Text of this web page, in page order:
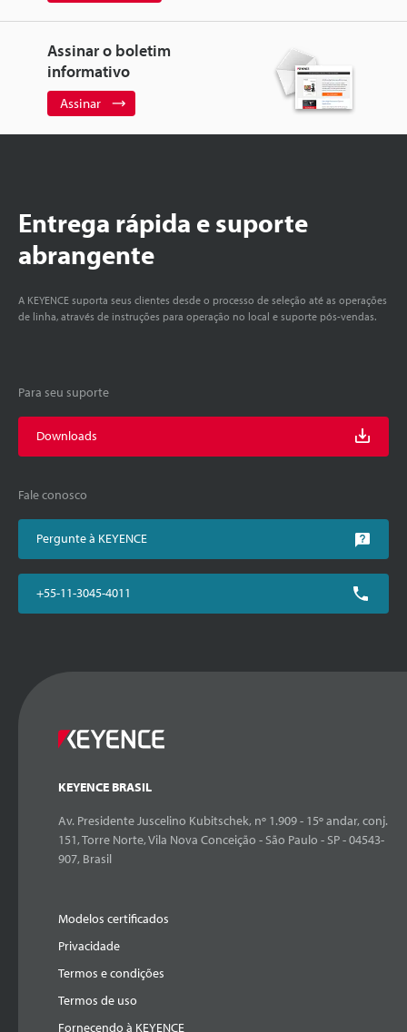
Assinar o boletim
informativo
Assinar
Entrega rápida e suporte
abrangente
A KEYENCE suporta seus clientes desde o processo de seleção até as operações
de linha, através de instruções para operação no local e suporte pós-vendas.
Para seu suporte
Downloads
Fale conosco
Pergunte à KEYENCE
+55-11-3045-4011
KEYENCE BRASIL
Av. Presidente Juscelino Kubitschek, nº 1.909 - 15º andar, conj.
151, Torre Norte, Vila Nova Conceição - São Paulo - SP - 04543-
907, Brasil
Modelos certificados
Privacidade
Termos e condições
Termos de uso
Fornecendo à KEYENCE